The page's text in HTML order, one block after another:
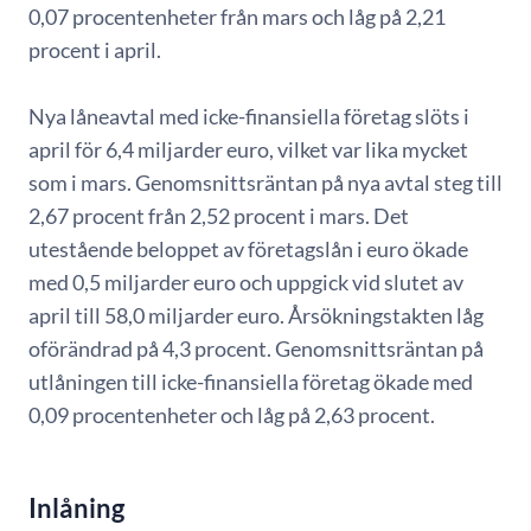
0,07 procentenheter från mars och låg på 2,21
procent i april.
Nya låneavtal med icke-finansiella företag slöts i
april för 6,4 miljarder euro, vilket var lika mycket
som i mars. Genomsnittsräntan på nya avtal steg till
2,67 procent från 2,52 procent i mars. Det
utestående beloppet av företagslån i euro ökade
med 0,5 miljarder euro och uppgick vid slutet av
april till 58,0 miljarder euro. Årsökningstakten låg
oförändrad på 4,3 procent. Genomsnittsräntan på
utlåningen till icke-finansiella företag ökade med
0,09 procentenheter och låg på 2,63 procent.
Inlåning